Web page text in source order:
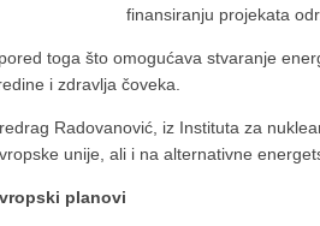
finansiranju projekata
toga što omogućava stvaranje
i zdravlja čoveka.
Radovanović, iz Instituta za
unije, ali i na alternativne
planovi